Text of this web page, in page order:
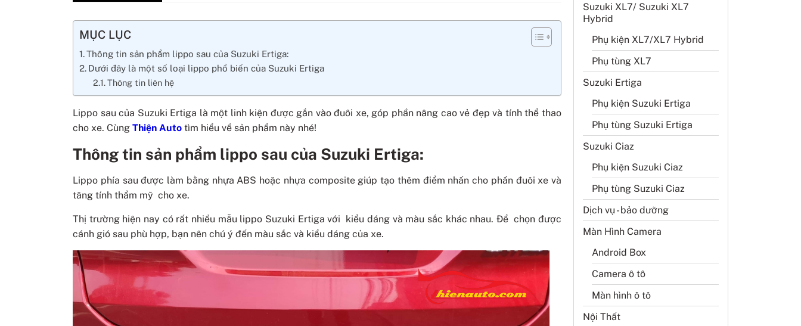
MỤC LỤC
Thông tin sản phẩm lippo sau của Suzuki Ertiga:
Dưới đây là một số loại lippo phổ biến của Suzuki Ertiga
Thông tin liên hệ
Lippo sau của Suzuki Ertiga là một linh kiện được gắn vào đuôi xe, góp phần nâng cao vẻ đẹp và tính thể thao
cho xe. Cùng Thiện Auto tìm hiểu về sản phẩm này nhé!
Thông tin sản phẩm lippo sau của Suzuki Ertiga:
Lippo phía sau được làm bằng nhựa ABS hoặc nhựa composite giúp tạo thêm điểm nhấn cho phần đuôi xe và
tăng tính thẩm mỹ cho xe.
Thị trường hiện nay có rất nhiều mẫu lippo Suzuki Ertiga với kiểu dáng và màu sắc khác nhau. Để chọn được
cánh gió sau phù hợp, bạn nên chú ý đến màu sắc và kiểu dáng của xe.
Suzuki XL7/ Suzuki XL7
Hybrid
Phụ kiện XL7/XL7 Hybrid
Phụ tùng XL7
Suzuki Ertiga
Phụ kiện Suzuki Ertiga
Phụ tùng Suzuki Ertiga
Suzuki Ciaz
Phụ kiện Suzuki Ciaz
Phụ tùng Suzuki Ciaz
Dịch vụ - bảo dưỡng
Màn Hình Camera
Android Box
Camera ô tô
Màn hình ô tô
Nội Thất